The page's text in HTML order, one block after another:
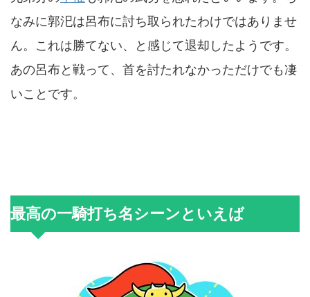
なみに郭汜は呂布に討ち取られたわけではありませ
ん。これは勝てない、と感じて退却したようです。
あの呂布と戦って、首を討たれなかっただけでも凄
いことです。
最高の一騎打ち名シーンといえば